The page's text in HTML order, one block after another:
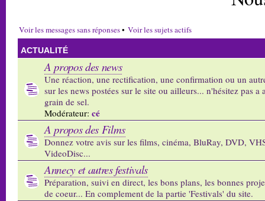
Voir les messages sans réponses• Voir les sujets actifs
ACTUALITÉ
A propos des news
Une réaction, une rectification, une confirmation ou un
sur les news postées sur le site ou ailleurs... n'hésitez pas a
grain de sel.
Modérateur: cé
A propos des Films
Donnez votre avis sur les films, cinéma, BluRay, DVD,
VideoDisc...
Annecy et autres festivals
Préparation, suivi en direct, les bons plans, les bonnes
de coeur... En complement de la partie 'Festivals' du site.